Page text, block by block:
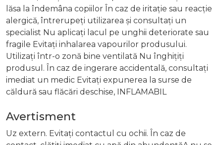
lăsa la îndemâna copiilor În caz de iritație sau reacție
alergică, întrerupeți utilizarea și consultați un
specialist Nu aplicați lacul pe unghii deteriorate sau
fragile Evitați inhalarea vapourilor produsului.
Utilizați într-o zonă bine ventilată Nu înghițiți
produsul. În caz de ingerare accidentală, consultați
imediat un medic Evitați expunerea la surse de
căldură sau flăcări deschise, INFLAMABIL
Avertisment
Uz extern. Evitați contactul cu ochii. În caz de